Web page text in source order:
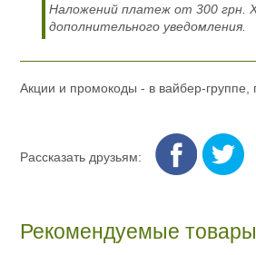
Наложений платеж от 300 грн.
дополнительного уведомления.
Акции и промокоды - в вайбер-группе,
Рассказать друзьям:
Рекомендуемые товары